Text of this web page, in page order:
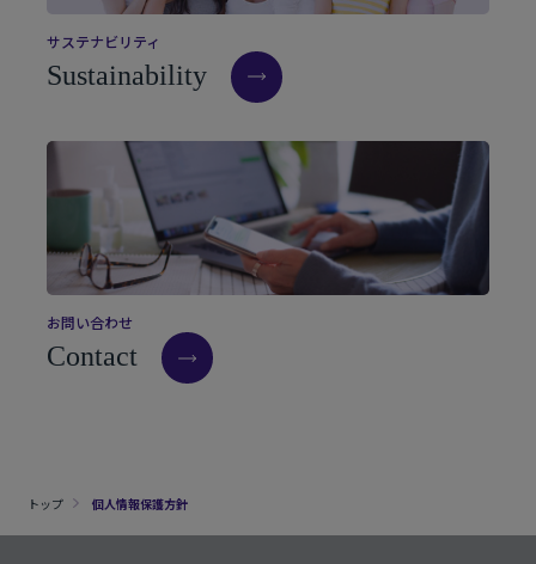
サステナビリティ
Sustainability
お問い合わせ
Contact
トップ 個人情報保護方針